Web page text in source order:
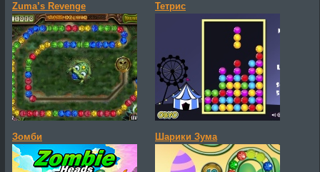
Zuma’s Revenge Тетрис
Зомби Шарики Зума